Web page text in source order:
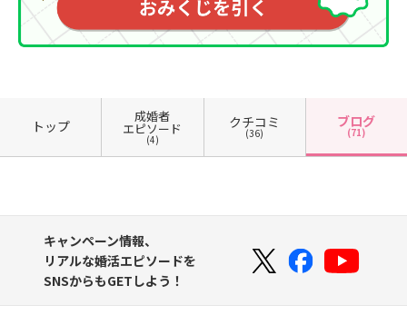
トップ
成婚者
エピソード
(4)
クチコミ
(36)
ブログ
(71)
キャンペーン情報、
リアルな婚活エピソードを
SNSからもGETしよう！